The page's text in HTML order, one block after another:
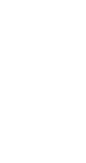
förmiddag och
På Idre
anläggningen
nära backen och
Det betyder inte
ofta att tiden
Tänk